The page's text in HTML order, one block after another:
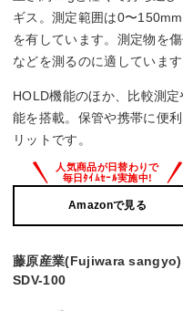
ギス。測定範囲は0〜
を有しています。測定物を
などを測るのに適しています
HOLD機能のほか、比較測
能を搭載。保管や携帯に便
リットです。
Amazonで見る
藤原産業(Fujiwara sangyo)
SDV-100